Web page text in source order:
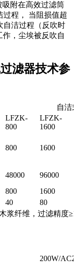
吸附在高效过滤筒
过程， 当阻损值超
自洁过程（反吹时
作，尘埃被反吹自
滤器技术参
自
LFZK-
800
LFZK-
1600
800 1600
48000
96000
800
1600
40
80
纤维，过滤精度
200W/